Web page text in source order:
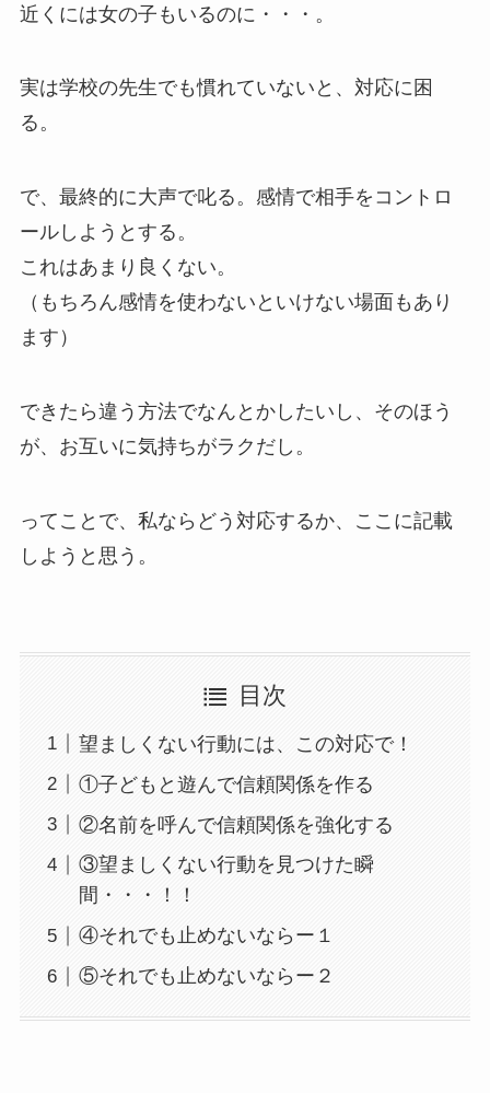
近くには女の子もいるのに・・・。
実は学校の先生でも慣れていないと、対応に困
る。
で、最終的に大声で叱る。感情で相手をコントロ
ールしようとする。
これはあまり良くない。
（もちろん感情を使わないといけない場面もあり
ます）
できたら違う方法でなんとかしたいし、そのほう
が、お互いに気持ちがラクだし。
ってことで、私ならどう対応するか、ここに記載
しようと思う。
目次
望ましくない行動には、この対応で！
①子どもと遊んで信頼関係を作る
②名前を呼んで信頼関係を強化する
③望ましくない行動を見つけた瞬
間・・・！！
④それでも止めないならー１
⑤それでも止めないならー２